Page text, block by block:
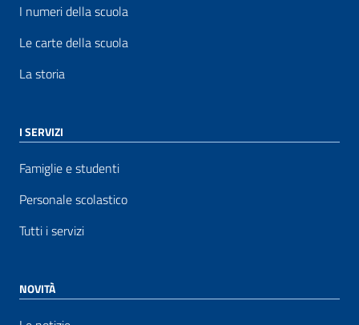
I numeri della scuola
Le carte della scuola
La storia
I SERVIZI
Famiglie e studenti
Personale scolastico
Tutti i servizi
NOVITÀ